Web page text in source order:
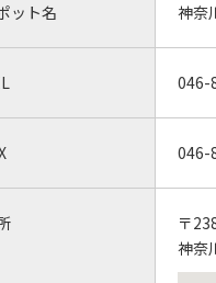
ット名 神奈
046-
046-
〒
神奈